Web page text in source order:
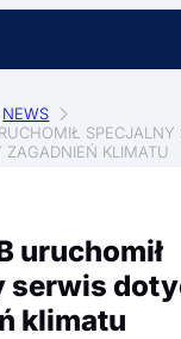
NEWS
SPECJALNY
ZAGADNIEŃ KLIMATU
uruchomił
serwis
klimatu